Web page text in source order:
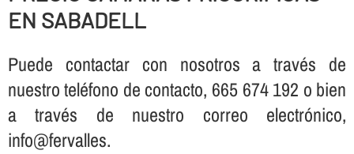
EN SABADELL
Puede contactar con nosotros a través de
nuestro teléfono de contacto, 665 674 192 o bien
a través de nuestro correo electrónico,
info@fervalles.